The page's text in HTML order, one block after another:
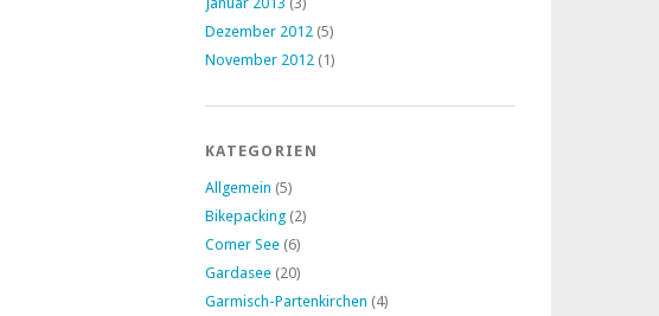
Dezember 2012 (5)
November 2012 (1)
KATEGORIEN
Allgemein (5)
Bikepacking (2)
Comer See (6)
Gardasee (20)
Garmisch-Partenkirchen (4)